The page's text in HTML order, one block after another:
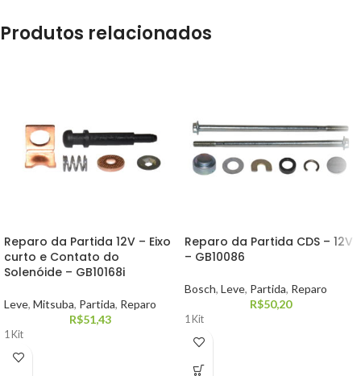
Produtos relacionados
Reparo da Partida 12V – Eixo
curto e Contato do
Solenóide – GB10168i
Leve, Mitsuba, Partida, Reparo
R$51,43
1 Kit
Reparo da Partida CDS – 12V
– GB10086
Bosch, Leve, Partida, Reparo
R$50,20
1 Kit